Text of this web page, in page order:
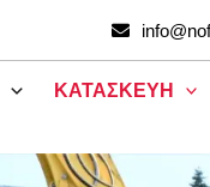
ΚΑΤΑΣΚΕΥΗ